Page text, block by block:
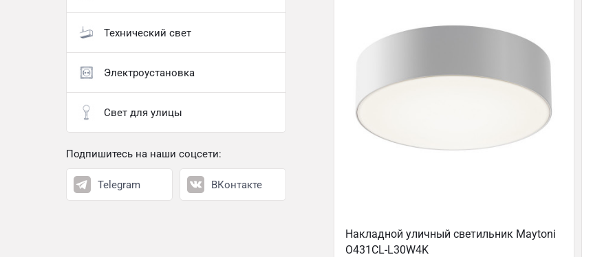
Технический свет
Электроустановка
Свет для улицы
Подпишитесь на наши соцсети:
Telegram ВКонтакте
Накладной уличный светильник Maytoni
O431CL-L30W4K